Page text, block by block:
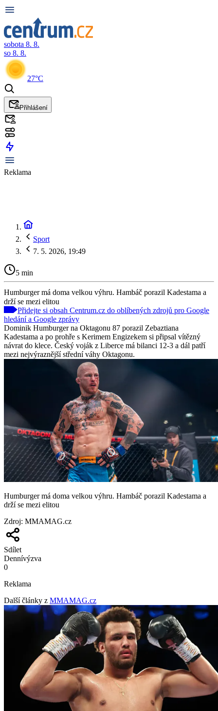
sobota 8. 8.
so 8. 8.
27°C
Přihlášení
Reklama
Sport
7. 5. 2026, 19:49
5 min
Humburger má doma velkou výhru. Hambáč porazil Kadestama a
drží se mezi elitou
Přidejte si obsah Centrum.cz do oblíbených zdrojů pro Google
hledání a Google zprávy
Dominik Humburger na Oktagonu 87 porazil Zebaztiana
Kadestama a po prohře s Kerimem Engizekem si připsal vítězný
návrat do klece. Český voják z Liberce má bilanci 12-3 a dál patří
mezi nejvýraznější střední váhy Oktagonu.
Humburger má doma velkou výhru. Hambáč porazil Kadestama a
drží se mezi elitou
Zdroj: MMAMAG.cz
Sdílet
Dennívýzva
0
Reklama
Další články z MMAMAG.cz